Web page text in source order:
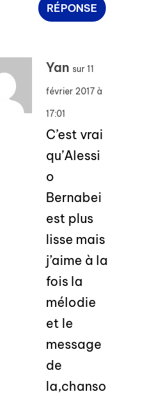
RÉPONSE
Yan sur 11
février 2017 à
17:01
C’est vrai
qu’Alessi
o
Bernabei
est plus
lisse mais
j’aime à la
fois la
mélodie
et le
message
de
la,chanso